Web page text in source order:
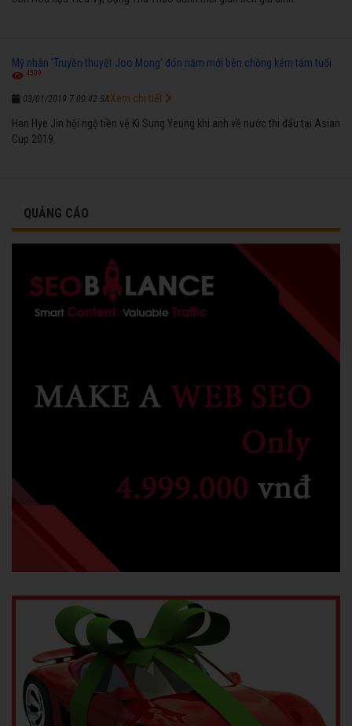
Mỹ nhân 'Truyền thuyết Joo Mong' đón năm mới bên chồng kém tám tuổi
4509
03/01/2019 7:00:42 SA
Han Hye Jin hội ngộ tiền vệ Ki Sung Yeung khi anh về nước thi đấu tại Asian
Cup 2019.
Xem chi tiết
QUẢNG CÁO